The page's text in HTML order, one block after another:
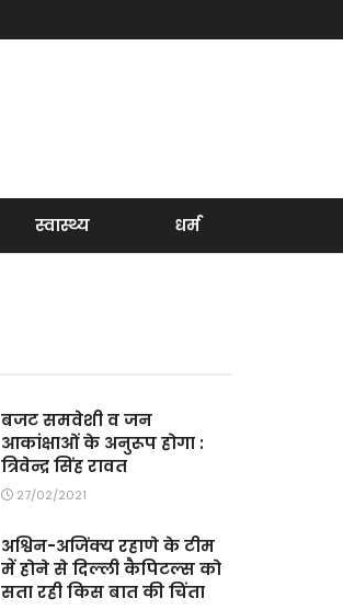
स्वास्थ्य धर्म
बजट समवेशी व जन
आकांक्षाओं के अनुरूप होगा :
त्रिवेन्द्र सिंह रावत
27/02/2021
अश्विन-अजिंक्य रहाणे के टीम
में होने से दिल्ली कैपिटल्स को
सता रही किस बात की चिंता